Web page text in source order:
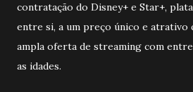
contratação do Disney+ e Star+,
entre si, a um preço único e atrativo
ampla oferta de streaming com
as idades.